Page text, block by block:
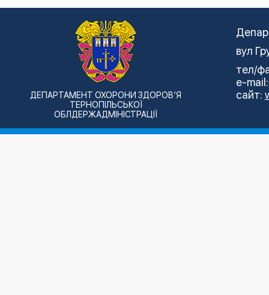
ДЕПАРТАМЕНТ ОХОРОНИ ЗДОРОВ’Я
ТЕРНОПІЛЬСЬКОЇ
ОБЛДЕРЖАДМІНІСТРАЦІЇ
вул
тел/
e-
сайт: